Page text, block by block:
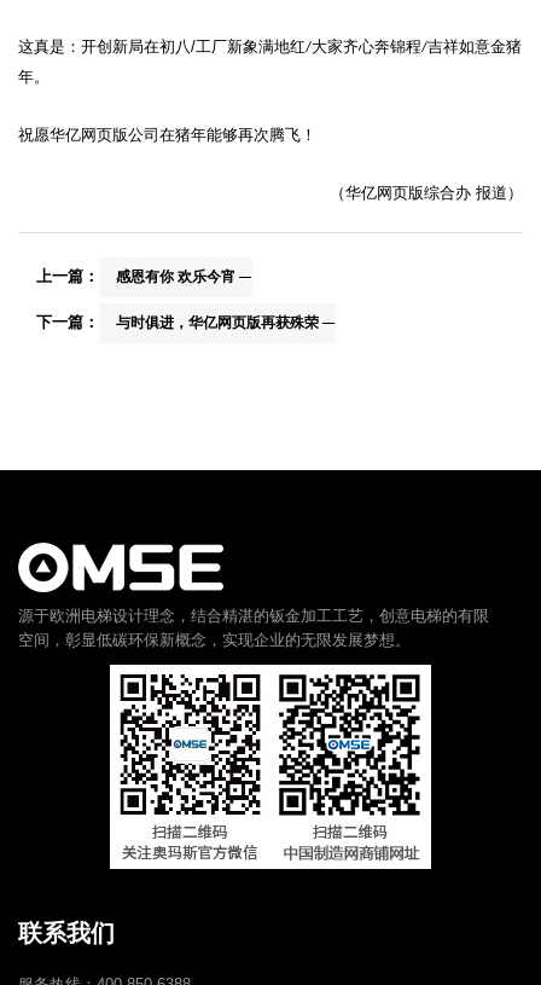
这真是：开创新局在初八/工厂新象满地红/大家齐心奔锦程/吉祥如意金猪
年。
祝愿华亿网页版公司在猪年能够再次腾飞！
（华亿网页版综合办 报道）
上一篇： 感恩有你 欢乐今宵
下一篇： 与时俱进，华亿网页版再获殊荣
源于欧洲电梯设计理念，结合精湛的钣金加工工艺，创意电梯的有限
空间，彰显低碳环保新概念，实现企业的无限发展梦想。
联系我们